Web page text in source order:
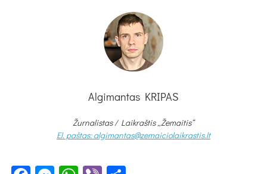
Algimantas KRIPAS
Žurnalistas / Laikraštis „Žemaitis“
El. paštas: algimantas@zemaiciolaikrastis.lt